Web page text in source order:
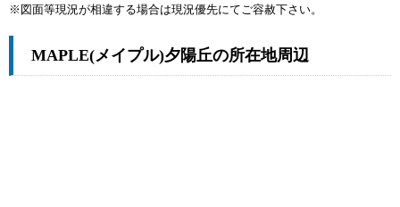
※図面等現況が相違する場合は現況優先にてご容赦下さい。
MAPLE(メイプル)夕陽丘の所在地周辺